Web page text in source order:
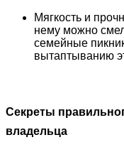
Мягкость и
нему можно
семейные
вытаптыванию
Секреты
владельца